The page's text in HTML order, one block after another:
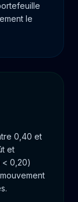
le
0,40 et
et
< 0,20)